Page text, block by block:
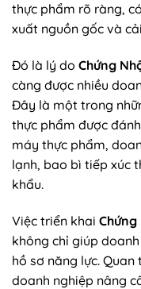
thực phẩm rõ ràng,
xuất nguồn gốc và
Đó là lý do Chứng
càng được nhiều
Đây là một trong
thực phẩm được
máy thực phẩm,
lạnh, bao bì tiếp xúc
khẩu.
Việc triển khai Chứng
không chỉ giúp
hồ sơ năng lực.
doanh nghiệp nâng